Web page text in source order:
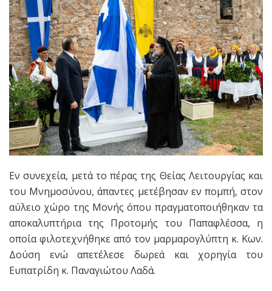
Εν συνεχεία, μετά το πέρας της Θείας Λειτουργίας και
του Μνημοσύνου, άπαντες μετέβησαν εν πομπή, στον
αύλειο χώρο της Μονής όπου πραγματοποιήθηκαν τα
αποκαλυπτήρια της Προτομής του Παπαφλέσσα, η
οποία φιλοτεχνήθηκε από τον μαρμαρογλύπτη κ. Κων.
Δούση ενώ απετέλεσε δωρεά και χορηγία του
Ευπατρίδη κ. Παναγιώτου Λαδά.